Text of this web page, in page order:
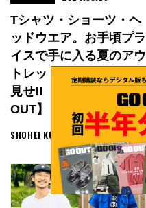
Tシャツ・ショーツ・ヘ
ッドウエア。お手頃プラ
イスで手に入る夏のアウ
トレットアイテムを一気
見せ!!【買えるGO
OUT】
SHOHEI KURODA